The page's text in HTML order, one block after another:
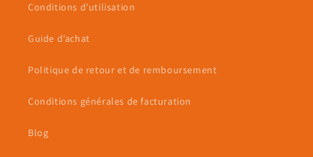
Conditions d’utilisation
Guide d’achat
Politique de retour et de remboursement
Conditions générales de facturation
Blog